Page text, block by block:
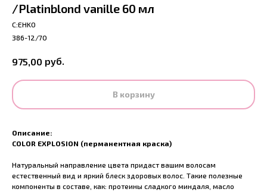
/Platinblond vanille 60 мл
С:EHKO
386-12/70
975,00 руб.
В корзину
Описание:
COLOR EXPLOSION (перманентная краска)
Натуральный направление цвета придаст вашим волосам
естественный вид и яркий блеск здоровых волос. Такие полезные
компоненты в составе, как: протеины сладкого миндаля, масло